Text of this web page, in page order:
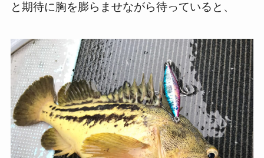
と期待に胸を膨らませながら待っていると、